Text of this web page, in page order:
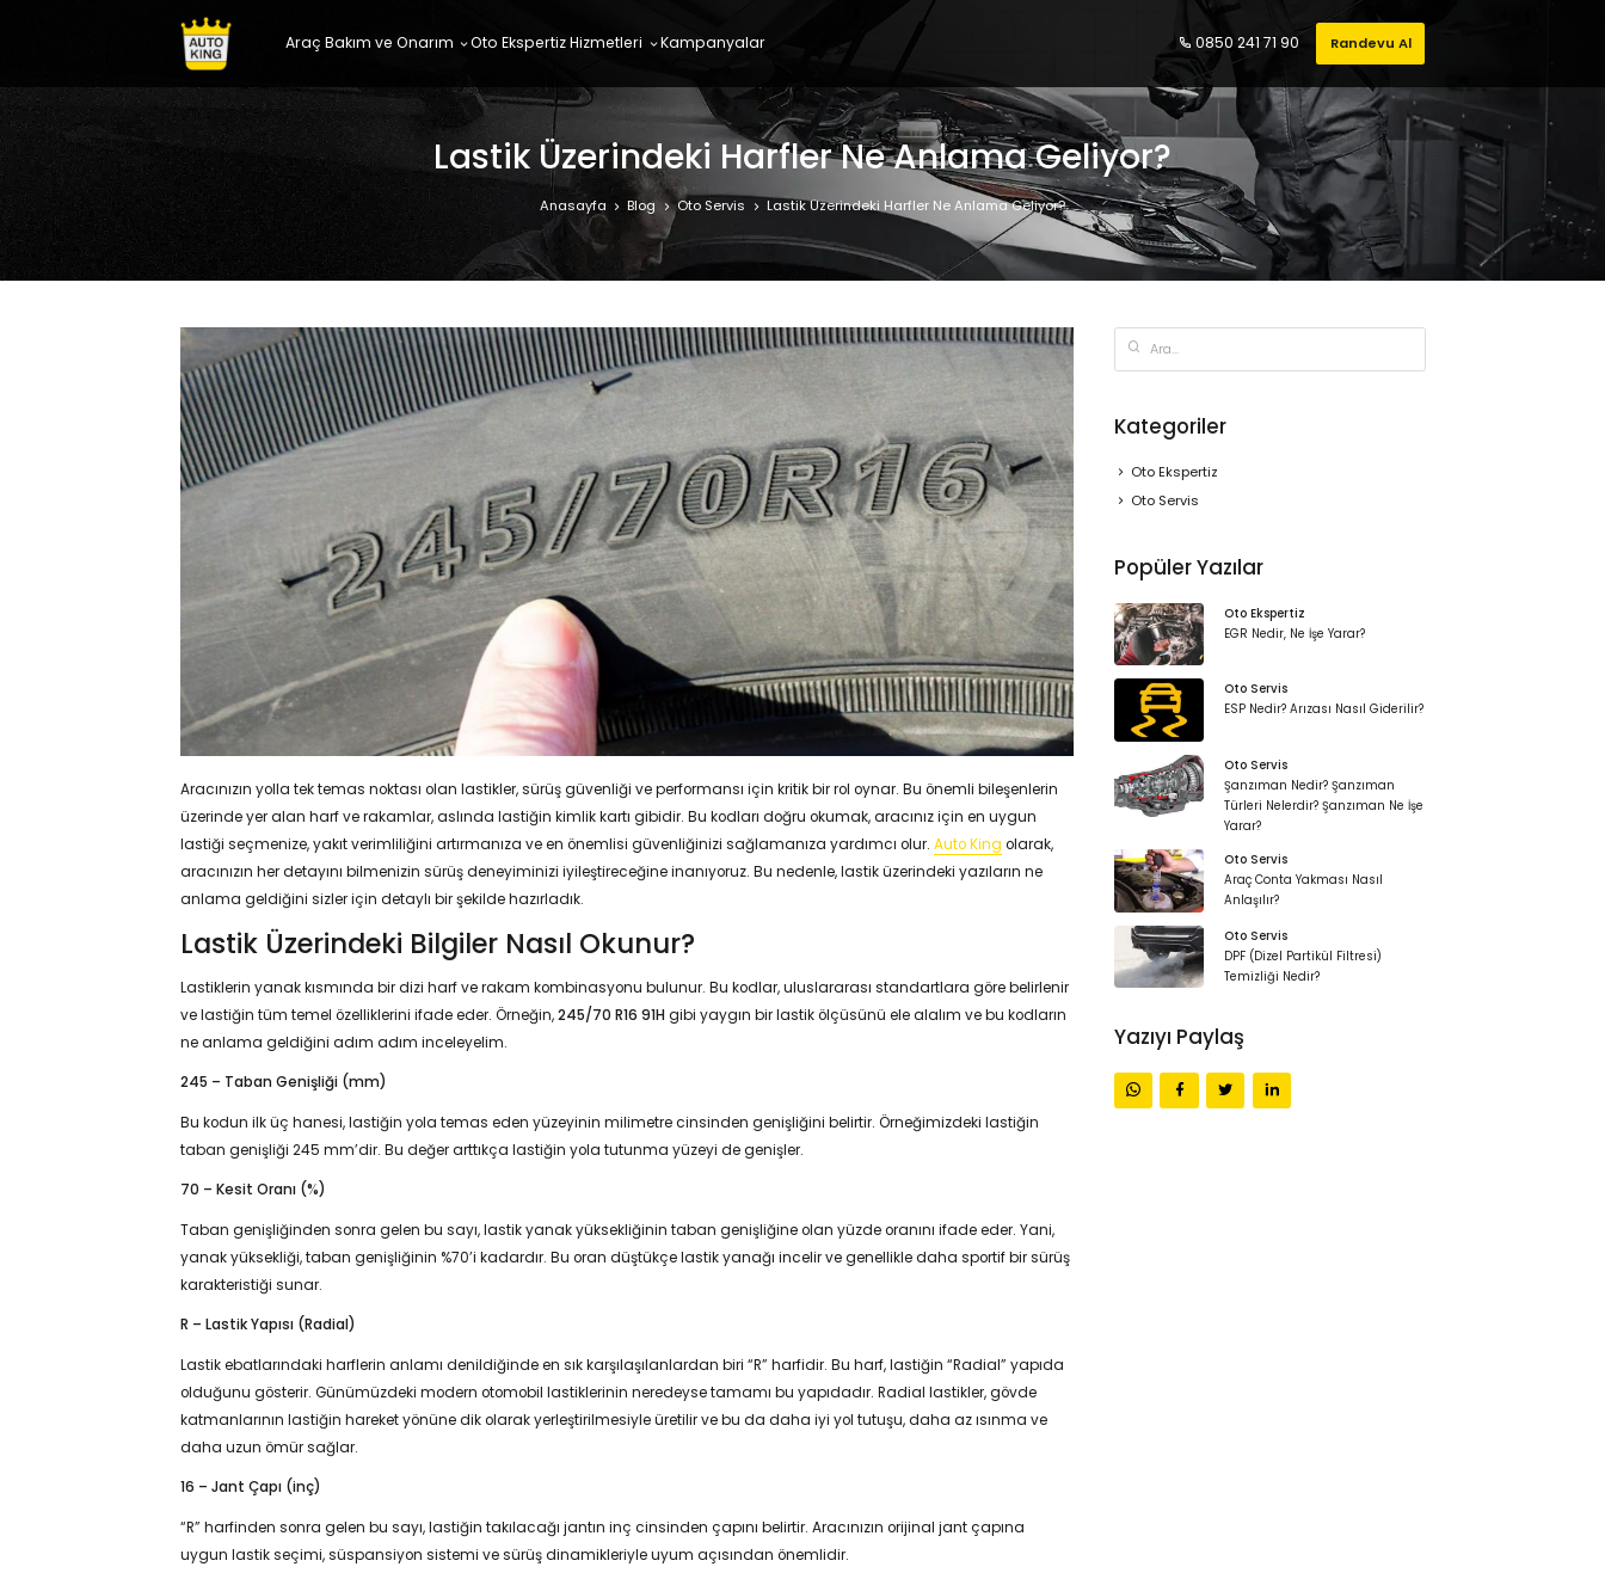
Araç Bakım ve Onarım Oto Ekspertiz Hizmetleri Kampanyalar 0850 241 71 90 Randevu Al
Lastik Üzerindeki Harfler Ne Anlama Geliyor?
Anasayfa Blog Oto Servis Lastik Üzerindeki Harfler Ne Anlama Geliyor?
Aracınızın yolla tek temas noktası olan lastikler, sürüş güvenliği ve performansı için kritik bir rol oynar. Bu önemli bileşenlerin
üzerinde yer alan harf ve rakamlar, aslında lastiğin kimlik kartı gibidir. Bu kodları doğru okumak, aracınız için en uygun
lastiği seçmenize, yakıt verimliliğini artırmanıza ve en önemlisi güvenliğinizi sağlamanıza yardımcı olur. Auto King olarak,
aracınızın her detayını bilmenizin sürüş deneyiminizi iyileştireceğine inanıyoruz. Bu nedenle, lastik üzerindeki yazıların ne
anlama geldiğini sizler için detaylı bir şekilde hazırladık.
Lastik Üzerindeki Bilgiler Nasıl Okunur?
Lastiklerin yanak kısmında bir dizi harf ve rakam kombinasyonu bulunur. Bu kodlar, uluslararası standartlara göre belirlenir
ve lastiğin tüm temel özelliklerini ifade eder. Örneğin,245/70 R16 91H gibi yaygın bir lastik ölçüsünü ele alalım ve bu kodların
ne anlama geldiğini adım adım inceleyelim.
245 – Taban Genişliği (mm)
Bu kodun ilk üç hanesi, lastiğin yola temas eden yüzeyinin milimetre cinsinden genişliğini belirtir. Örneğimizdeki lastiğin
taban genişliği 245 mm’dir. Bu değer arttıkça lastiğin yola tutunma yüzeyi de genişler.
70 – Kesit Oranı (%)
Taban genişliğinden sonra gelen bu sayı, lastik yanak yüksekliğinin taban genişliğine olan yüzde oranını ifade eder. Yani,
yanak yüksekliği, taban genişliğinin %70’i kadardır. Bu oran düştükçe lastik yanağı incelir ve genellikle daha sportif bir sürüş
karakteristiği sunar.
R – Lastik Yapısı (Radial)
Lastik ebatlarındaki harflerin anlamı denildiğinde en sık karşılaşılanlardan biri “R” harfidir. Bu harf, lastiğin “Radial” yapıda
olduğunu gösterir. Günümüzdeki modern otomobil lastiklerinin neredeyse tamamı bu yapıdadır. Radial lastikler, gövde
katmanlarının lastiğin hareket yönüne dik olarak yerleştirilmesiyle üretilir ve bu da daha iyi yol tutuşu, daha az ısınma ve
daha uzun ömür sağlar.
16 – Jant Çapı (inç)
“R” harfinden sonra gelen bu sayı, lastiğin takılacağı jantın inç cinsinden çapını belirtir. Aracınızın orijinal jant çapına
uygun lastik seçimi, süspansiyon sistemi ve sürüş dinamikleriyle uyum açısından önemlidir.
Kategoriler
Oto Ekspertiz
Oto Servis
Popüler Yazılar
Oto Ekspertiz
EGR Nedir, Ne İşe Yarar?
Oto Servis
ESP Nedir? Arızası Nasıl Giderilir?
Oto Servis
Şanzıman Nedir? Şanzıman
Türleri Nelerdir? Şanzıman Ne İşe
Yarar?
Oto Servis
Araç Conta Yakması Nasıl
Anlaşılır?
Oto Servis
DPF (Dizel Partikül Filtresi)
Temizliği Nedir?
Yazıyı Paylaş